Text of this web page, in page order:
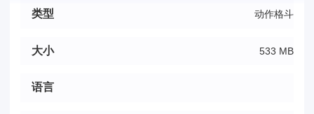
类型 动作格斗
大小 533 MB
语言